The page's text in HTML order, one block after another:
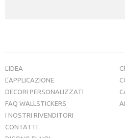
L’IDEA
L’APPLICAZIONE
DECORI PERSONALIZZATI
FAQ WALLSTICKERS
I NOSTRI RIVENDITORI
CONTATTI